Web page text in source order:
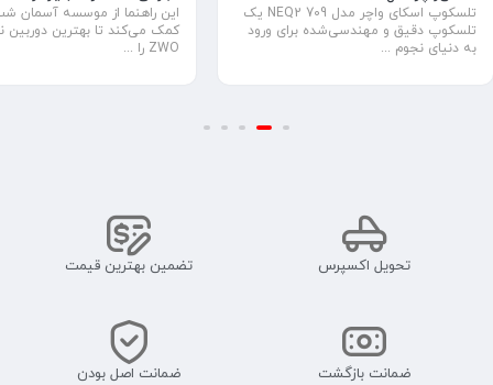
تلسکوپ اسکای واچر مدل 709 NEQ2 یک
تلسکوپ دقیق و مهندسی‌شده برای ورود
به دنیای نجوم ...
این راهنما از موسسه آسمان
کمک می‌کند تا بهترین دوربین
ZWO را ...
تحویل اکسپرس تضمین بهترین قیمت
ضمانت بازگشت ضمانت اصل بودن